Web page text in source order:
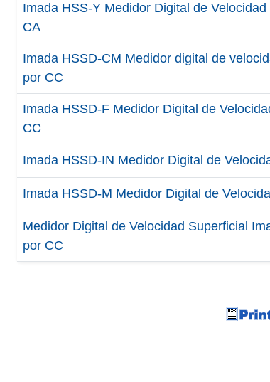
Imada HSS-Y Medidor Digital de
CA
Imada HSSD-CM Medidor digital de
por CC
Imada HSSD-F Medidor Digital de
CC
Imada HSSD-IN Medidor Digital de
Imada HSSD-M Medidor Digital de
Medidor Digital de Velocidad Superficial
por CC